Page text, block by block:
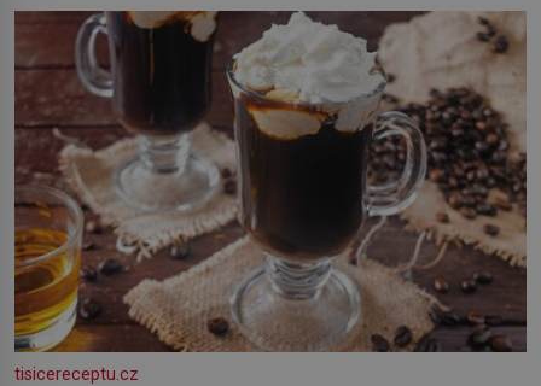
tisicereceptu.cz